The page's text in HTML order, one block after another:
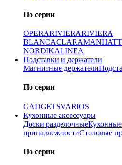
По серии
OPERARIVIERARIVIERA
BLANCACLARA
NORDIKALINEA
Подставки и держатели
Магнитные держатели
По серии
GADGETSVARIOS
Кухонные аксессуары
Доски разделочные
принадлежностиСтоловые
По серии